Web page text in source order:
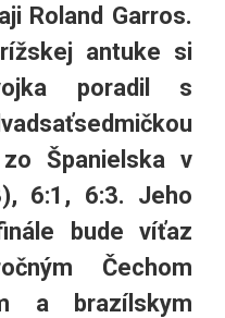
Roland Garros.
antuke si
poradil s
Španielska v
6:1, 6:3. Jeho
bude víťaz
Čechom
a brazílskym